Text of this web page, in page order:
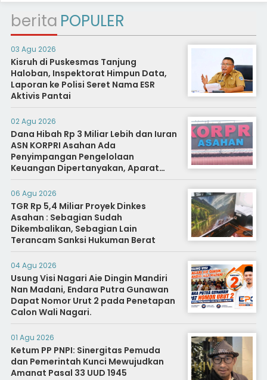
berita POPULER
03 Agu 2026
Kisruh di Puskesmas Tanjung
Haloban, Inspektorat Himpun Data,
Laporan ke Polisi Seret Nama ESR
Aktivis Pantai
02 Agu 2026
Dana Hibah Rp 3 Miliar Lebih dan Iuran
ASN KORPRI Asahan Ada
Penyimpangan Pengelolaan
Keuangan Dipertanyakan, Aparat
Diminta Segera Usut
06 Agu 2026
TGR Rp 5,4 Miliar Proyek Dinkes
Asahan : Sebagian Sudah
Dikembalikan, Sebagian Lain
Terancam Sanksi Hukuman Berat
04 Agu 2026
Usung Visi Nagari Aie Dingin Mandiri
Nan Madani, Endara Putra Gunawan
Dapat Nomor Urut 2 pada Penetapan
Calon Wali Nagari.
01 Agu 2026
Ketum PP PNPI: Sinergitas Pemuda
dan Pemerintah Kunci Mewujudkan
Amanat Pasal 33 UUD 1945